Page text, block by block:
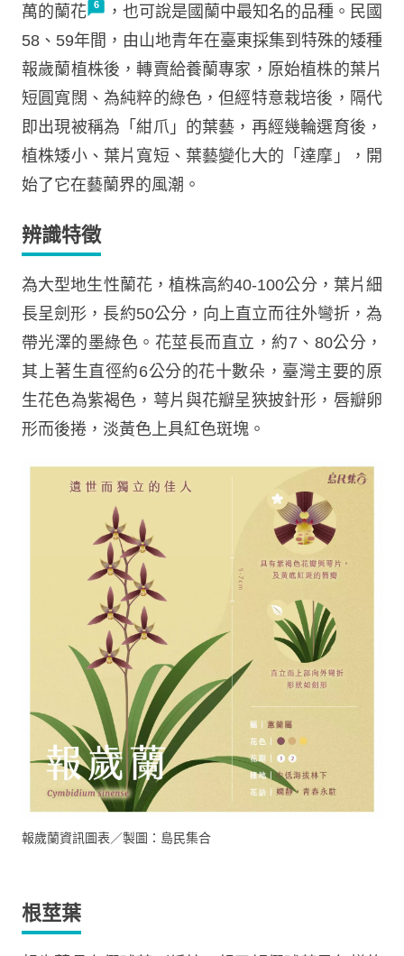
萬的蘭花
，也可說是國蘭中最知名的品種。民國
58、59年間，由山地青年在臺東採集到特殊的矮種
報歲蘭植株後，轉賣給養蘭專家，原始植株的葉片
短圓寬闊、為純粹的綠色，但經特意栽培後，隔代
即出現被稱為「紺爪」的葉藝，再經幾輪選育後，
植株矮小、葉片寬短、葉藝變化大的「達摩」，開
始了它在藝蘭界的風潮。
辨識特徵
為大型地生性蘭花，植株高約40-100公分，葉片細
長呈劍形，長約50公分，向上直立而往外彎折，為
帶光澤的墨綠色。花莖長而直立，約7、80公分，
其上著生直徑約6公分的花十數朵，臺灣主要的原
生花色為紫褐色，萼片與花瓣呈狹披針形，唇瓣卵
形而後捲，淡黃色上具紅色斑塊。
報歲蘭資訊圖表／製圖：島民集合
根莖葉